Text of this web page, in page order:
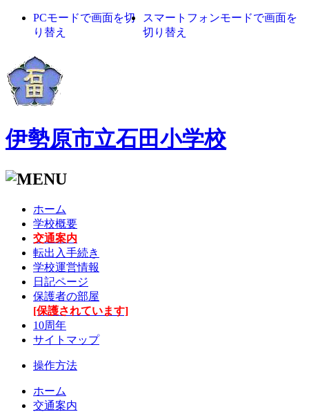
PCモードで画面を切
り替え
スマートフォンモードで画面を
切り替え
伊勢原市立石田小学校
ホーム
学校概要
交通案内
転出入手続き
学校運営情報
日記ページ
保護者の部屋
[保護されています]
10周年
サイトマップ
操作方法
ホーム
交通案内